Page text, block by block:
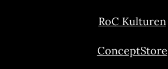
RoC Kulturen
ConceptStore